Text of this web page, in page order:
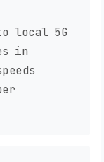
local 5G
in